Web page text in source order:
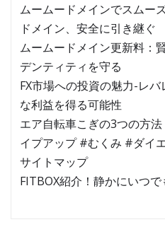
ムームードメインでスムー
ドメイン、安全に引き継ぐ
ムームードメイン更新料：
デンティティを守る
FX市場への投資の魅力-レ
な利益を得る可能性
エア自転車こぎの3つの方
イプアップ #むくみ #ダイ
サイトマップ
FITBOX紹介！静かにいつで